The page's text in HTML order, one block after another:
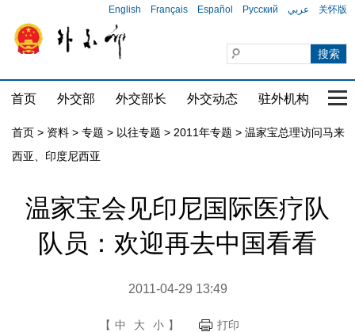
English Français Español Русский عربي 关怀版
首页 外交部 外交部长 外交动态 驻外机构 国
首页 > 资料 > 专题 > 以往专题 > 2011年专题 > 温家宝总理访问马来
西亚、印度尼西亚
温家宝会见印尼国际医疗队
队员：欢迎再去中国看看
2011-04-29 13:49
【 中 大 小 】 打印